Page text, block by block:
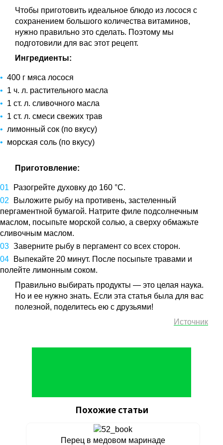
Чтобы приготовить идеальное блюдо из лосося с
сохранением большого количества витаминов,
нужно правильно это сделать. Поэтому мы
подготовили для вас этот рецепт.
Ингредиенты:
400 г мяса лосося
1 ч. л. растительного масла
1 ст. л. сливочного масла
1 ст. л. смеси свежих трав
лимонный сок (по вкусу)
морская соль (по вкусу)
Приготовление:
Разогрейте духовку до 160 °C.
Выложите рыбу на противень, застеленный
пергаментной бумагой. Натрите филе подсолнечным
маслом, посыпьте морской солью, а сверху обмажьте
сливочным маслом.
Заверните рыбу в пергамент со всех сторон.
Выпекайте 20 минут. После посыпьте травами и
полейте лимонным соком.
Правильно выбирать продукты — это целая наука.
Но и ее нужно знать. Если эта статья была для вас
полезной, поделитесь ею с друзьями!
Источник
Похожие статьи
Перец в медовом маринаде